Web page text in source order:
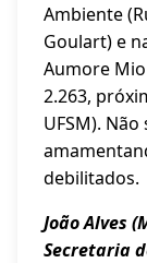
Ambiente
Goulart) e
Aumore
2.263,
UFSM).
debilitados.
João Alves
Secretaria